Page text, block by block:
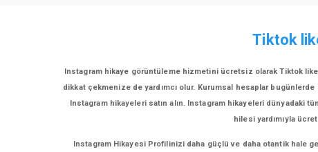
Tiktok
Instagram hikaye görüntüleme hizmetini ücretsiz olarak Tiktok
dikkat çekmenize de yardımcı olur. Kurumsal hesaplar bugünlerde
Instagram hikayeleri satın alın. Instagram hikayeleri dünyadaki
hilesi yardımıyla
Instagram Hikayesi Profilinizi daha güçlü ve daha otantik hale